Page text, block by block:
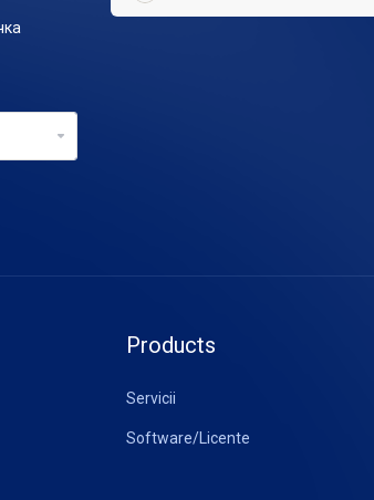
Products
Servicii
Software/Licente